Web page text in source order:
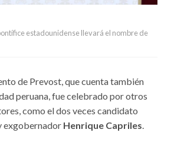
estadounidense llevará el nombre de
de Prevost, que cuenta también
peruana, fue celebrado por otros
como el dos veces candidato
exgobernador Henrique Capriles